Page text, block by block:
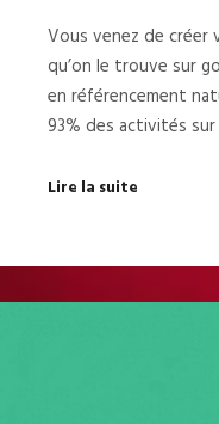
Vous venez de
qu’on le trouve sur
en référencement
93% des activités
Lire la suite